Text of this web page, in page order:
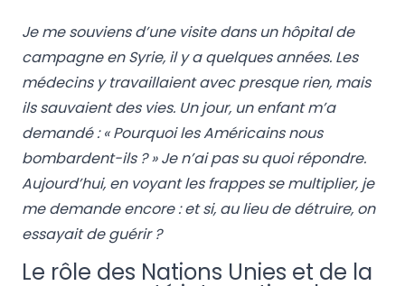
Je me souviens d’une visite dans un hôpital de
campagne en Syrie, il y a quelques années. Les
médecins y travaillaient avec presque rien, mais
ils sauvaient des vies. Un jour, un enfant m’a
demandé : « Pourquoi les Américains nous
bombardent-ils ? » Je n’ai pas su quoi répondre.
Aujourd’hui, en voyant les frappes se multiplier, je
me demande encore : et si, au lieu de détruire, on
essayait de guérir ?
Le rôle des Nations Unies et de la